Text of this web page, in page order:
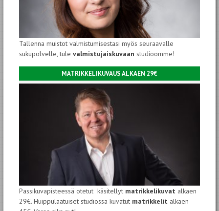
Tallenna muistot valmistumisestasi myös seuraavalle
sukupolvelle, tule valmistujaiskuvaan studioomme!
MATRIKKELIKUVAUS ALKAEN 29€
Passikuvapisteessä otetut käsitellyt matrikkelikuvat alkaen
29€. Huippulaatuiset studiossa kuvatut matrikkelit alkaen